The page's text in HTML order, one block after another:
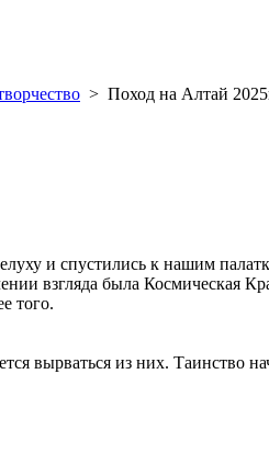
> Поход на Алтай
и спустились к нашим
взгляда была Космическая
того.
вырваться из них. Таинство